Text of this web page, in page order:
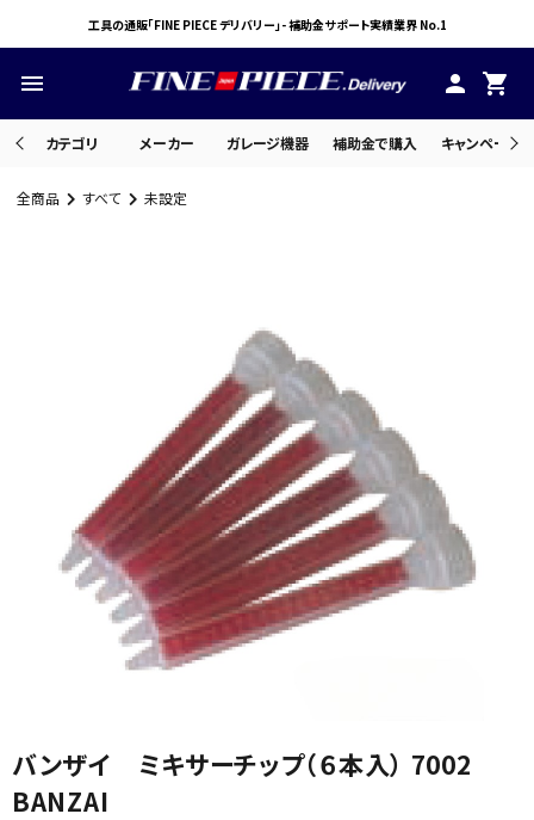
工具の通販「FINE PIECE デリバリー」- 補助金サポート実績業界 No.1
menu person shopping_cart
カテゴリ メーカー ガレージ機器 補助金で購入 キャンペーン
person 会員登録
メーカーから選ぶ
全商品 すべて 未設定
バンザイ ミキサーチップ（６本入） 7002
BANZAI